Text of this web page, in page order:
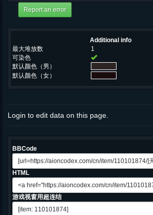
Additional info
最大堆放数
1
可染色
默认颜色（男）
默认颜色（女）
Login to edit data on this page.
BBCode
HTML
游戏视窗用超连结